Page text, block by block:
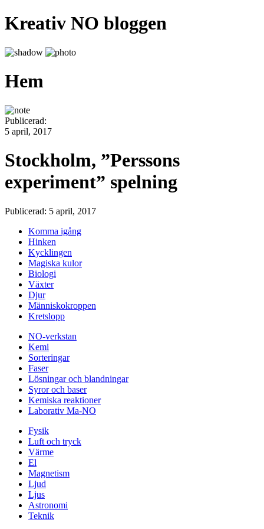
Kreativ NO bloggen
Hem
Publicerad:
5 april, 2017
Stockholm, ”Perssons
experiment” spelning
Publicerad: 5 april, 2017
Komma igång
Hinken
Kycklingen
Magiska kulor
Biologi
Växter
Djur
Människokroppen
Kretslopp
NO-verkstan
Kemi
Sorteringar
Faser
Lösningar och blandningar
Syror och baser
Kemiska reaktioner
Laborativ Ma-NO
Fysik
Luft och tryck
Värme
El
Magnetism
Ljud
Ljus
Astronomi
Teknik